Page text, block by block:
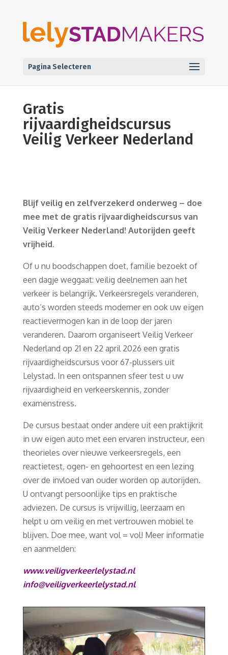
Pagina Selecteren
Gratis
rijvaardigheidscursus
Veilig Verkeer Nederland
Blijf veilig en zelfverzekerd onderweg – doe
mee met de gratis rijvaardigheidscursus van
Veilig Verkeer Nederland! Autorijden geeft
vrijheid.
Of u nu boodschappen doet, familie bezoekt of
een dagje weggaat: veilig deelnemen aan het
verkeer is belangrijk. Verkeersregels veranderen,
auto’s worden steeds moderner en ook uw eigen
reactievermogen kan in de loop der jaren
veranderen. Daarom organiseert Veilig Verkeer
Nederland op 21 en 22 april 2026 een gratis
rijvaardigheidscursus voor 67-plussers uit
Lelystad. In een ontspannen sfeer test u uw
rijvaardigheid en verkeerskennis, zonder
examenstress.
De cursus bestaat onder andere uit een praktijkrit
in uw eigen auto met een ervaren instructeur, een
theorieles over nieuwe verkeersregels, een
reactietest, ogen- en gehoortest en een lezing
over de invloed van ouder worden op autorijden.
U ontvangt persoonlijke tips en praktische
adviezen. De cursus is vrijwillig, leerzaam en
helpt u om veilig en met vertrouwen mobiel te
blijven. Doe mee, want vol = vol! Meer informatie
en aanmelden:
www.veiligverkeerlelystad.nl
info@veiligverkeerlelystad.nl